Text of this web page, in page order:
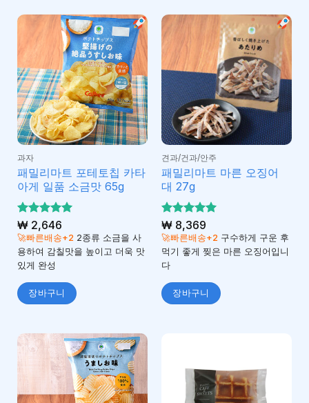
과자
패밀리마트 포테토칩 카타
아게 일품 소금맛 65g
5 중에서
5로 평가
됨
₩2,646
🚀빠른배송+22종류 소금을 사
용하여 감칠맛을 높이고 더욱 맛
있게 완성
장바구니
견과/건과/안주
패밀리마트 마른 오징어
대 27g
5 중에서
5로 평가
됨
₩8,369
🚀빠른배송+2구수하게 구운 후
먹기 좋게 찢은 마른 오징어입니
다
장바구니